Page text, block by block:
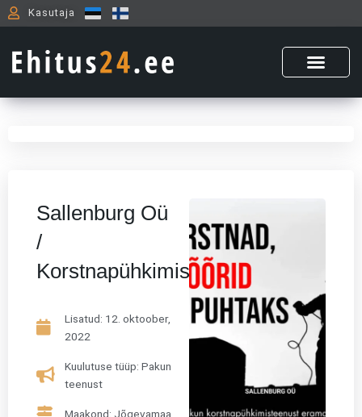
Skip
to
Kasutaja
Sallenburg Oü
/
Korstnapühkimisteenus
Lisatud: 12. oktoober,
2022
Kuulutuse tüüp: Pakun
teenust
Maakond: Jõgevamaa